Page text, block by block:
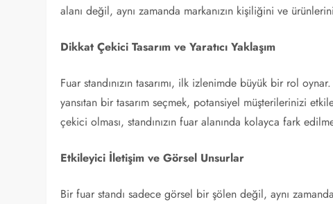
alanı değil, aynı zamanda markanızın kişiliğini ve
Dikkat Çekici Tasarım ve Yaratıcı Yaklaşım
Fuar standınızın tasarımı, ilk izlenimde büyük bir rol
yansıtan bir tasarım seçmek, potansiyel müşterilerinizi
çekici olması, standınızın fuar alanında kolayca fark
Etkileyici İletişim ve Görsel Unsurlar
Bir fuar standı sadece görsel bir şölen değil, aynı